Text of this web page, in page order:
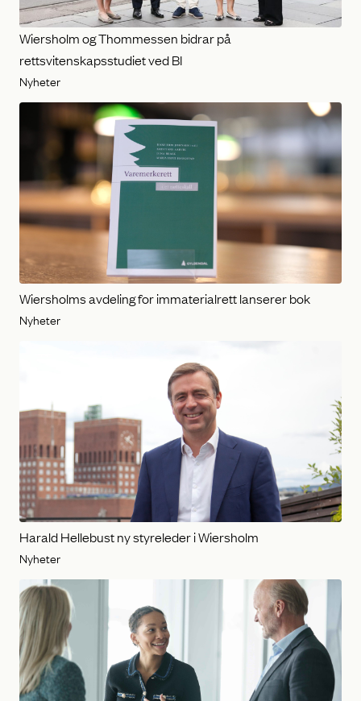
Wiersholm og Thommessen bidrar på
rettsvitenskapsstudiet ved BI
Nyheter
Wiersholms avdeling for immaterialrett lanserer bok
Nyheter
Harald Hellebust ny styreleder i Wiersholm
Nyheter